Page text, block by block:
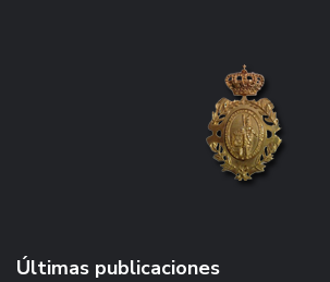
Últimas publicaciones